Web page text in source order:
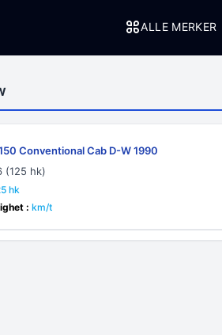
ALLE MERKER
Conventional Cab D-W 1990
(125 hk)
hk
: km/t